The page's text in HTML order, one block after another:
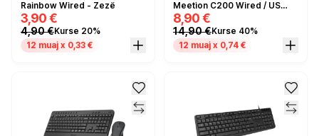
Rainbow Wired - Zezë
3,90 €
4,90 €Kurse 20%
12 muaj x 0,33 €
Meetion C200 Wired / US
Layout - Zezë
8,90 €
14,90 €Kurse 40%
12 muaj x 0,74 €